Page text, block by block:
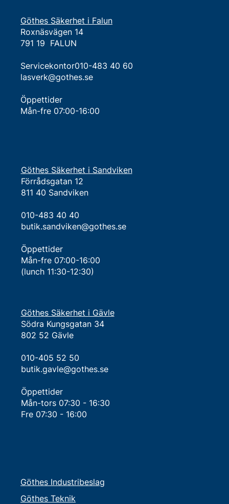
Göthes Säkerhet i Falun
Roxnäsvägen 14
791 19 FALUN
Servicekontor010-483 40 60
lasverk@gothes.se
Öppettider
Mån-fre 07:00-16:00
Göthes Säkerhet i Sandviken
Förrådsgatan 12
811 40 Sandviken
010-483 40 40
butik.sandviken@gothes.se
Öppettider
Mån-fre 07:00-16:00
(lunch 11:30-12:30)
Göthes Säkerhet i Gävle
Södra Kungsgatan 34
802 52 Gävle
010-405 52 50
butik.gavle@gothes.se
Öppettider
Mån-tors 07:30 - 16:30​
Fre 07:30 - 16:00
Göthes Industribeslag
Göthes Teknik